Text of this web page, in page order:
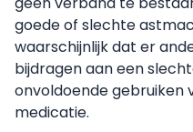
goede of slechte
waarschijnlijk dat er
bijdragen aan een
onvoldoende gebruiken
medicatie.